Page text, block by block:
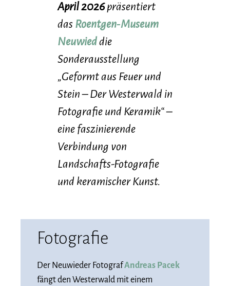
April 2026präsentiert
das Roentgen‑Museum
Neuwieddie
Sonderausstellung
„Geformt aus Feuer und
Stein – Der Westerwald in
Fotografie und Keramik“–
eine faszinierende
Verbindung von
Landschafts-Fotografie
und keramischer Kunst.
Fotografie
Der Neuwieder FotografAndreas Pacek
fängt den Westerwald mit einem